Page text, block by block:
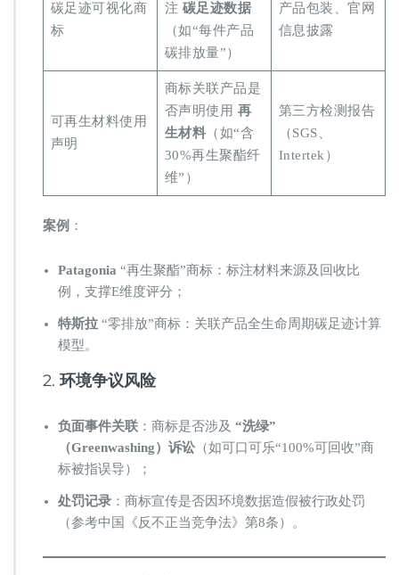
碳足迹可视化商
标
注 ​ ​碳足迹数据​
（如“每件产品
碳排放量”）
产品包装、官网
信息披露
可再生材料使用
声明
商标关联产品是
否声明使用 ​ ​再
生材料​ ​（如“含
30%再生聚酯纤
维”）
第三方检测报告
（SGS、
Intertek）
​案例​ ​：
​Patagonia​ ​ “再生聚酯”商标：标注材料来源及回收比
例，支撑E维度评分；
​特斯拉​ ​ “零排放”商标：关联产品全生命周期碳足迹计算
模型。
2. ​ ​环境争议风险​
​负面事件关联​ ​：商标是否涉及 ​ ​“洗绿”
（Greenwashing）诉讼​ ​（如可口可乐“100%可回收”商
标被指误导）；
​处罚记录​ ​：商标宣传是否因环境数据造假被行政处罚
（参考中国《反不正当竞争法》第8条）。